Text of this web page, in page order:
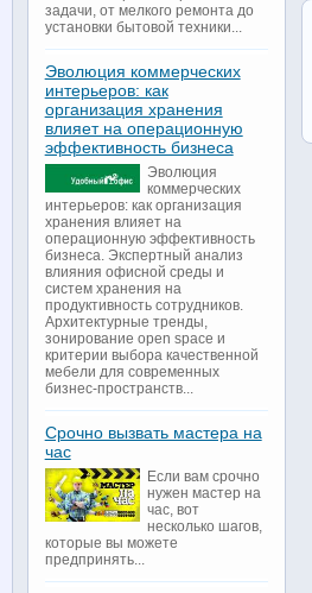
задачи, от мелкого ремонта до
установки бытовой техники...
Эволюция коммерческих
интерьеров: как
организация хранения
влияет на операционную
эффективность бизнеса
Эволюция
коммерческих
интерьеров: как организация
хранения влияет на
операционную эффективность
бизнеса. Экспертный анализ
влияния офисной среды и
систем хранения на
продуктивность сотрудников.
Архитектурные тренды,
зонирование open space и
критерии выбора качественной
мебели для современных
бизнес-пространств...
Срочно вызвать мастера на
час
Если вам срочно
нужен мастер на
час, вот
несколько шагов,
которые вы можете
предпринять...